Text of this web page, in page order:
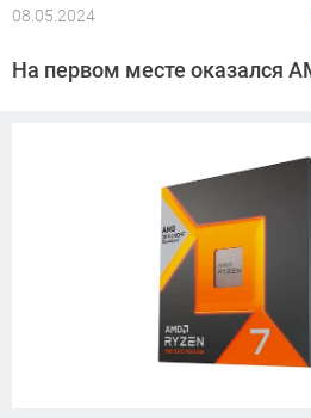
08.05.2024
Автор:
Калашников
На первом месте оказался